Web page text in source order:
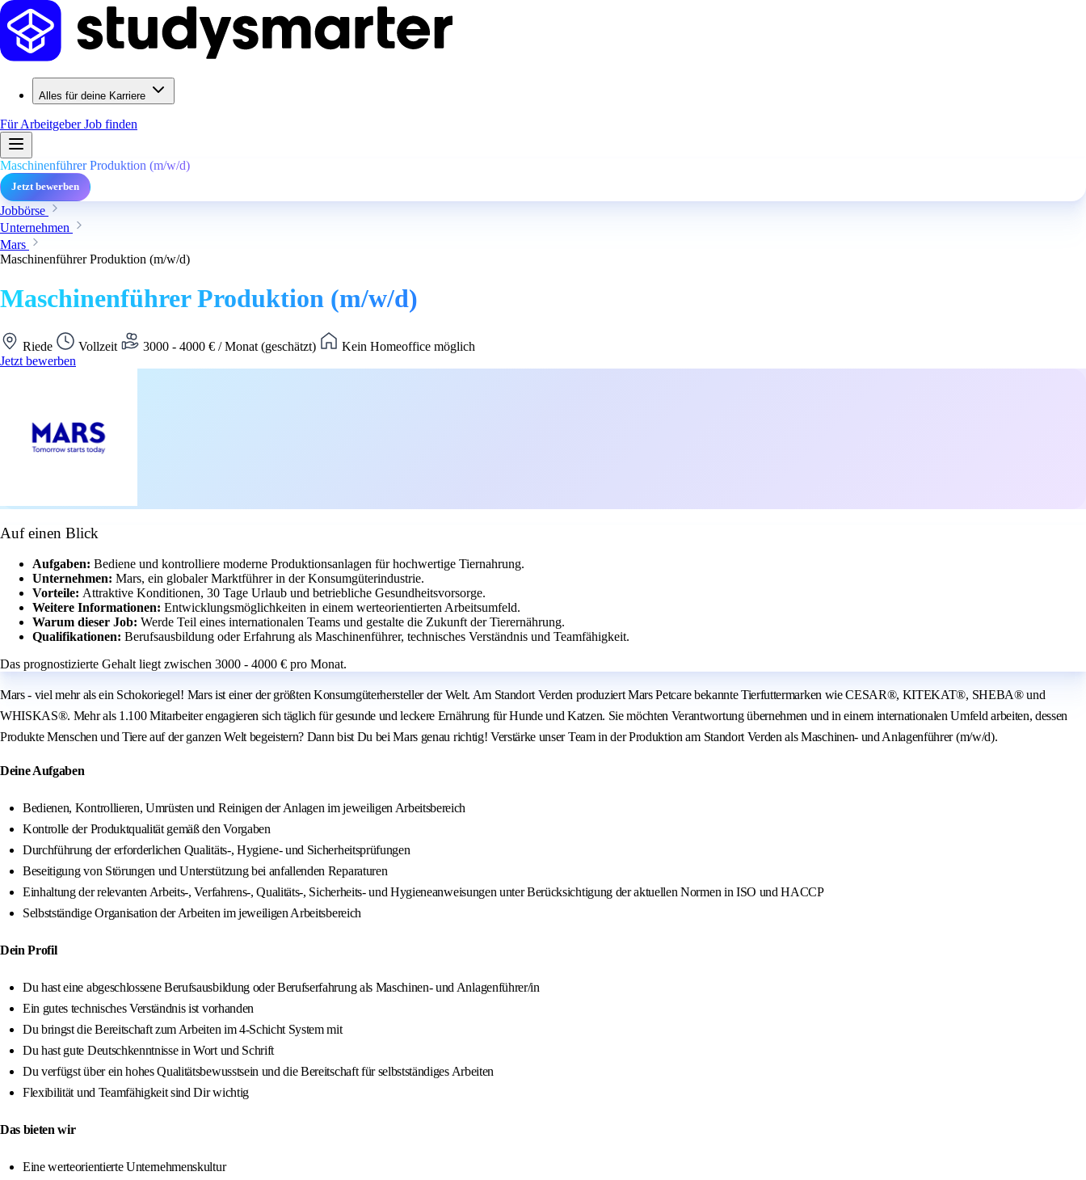
Alles für deine Karriere
Für ArbeitgeberJob finden
Maschinenführer Produktion (m/w/d)
Jetzt bewerben
Jobbörse
Unternehmen
Mars
Maschinenführer Produktion (m/w/d)
Maschinenführer Produktion (m/w/d)
Riede Vollzeit 3000 - 4000 € / Monat (geschätzt)
Kein Homeoffice möglich
Jetzt bewerben
Auf einen Blick
Aufgaben: Bediene und kontrolliere moderne Produktionsanlagen für hochwertige Tiernahrung.
Unternehmen: Mars, ein globaler Marktführer in der Konsumgüterindustrie.
Vorteile: Attraktive Konditionen, 30 Tage Urlaub und betriebliche Gesundheitsvorsorge.
Weitere Informationen: Entwicklungsmöglichkeiten in einem werteorientierten Arbeitsumfeld.
Warum dieser Job: Werde Teil eines internationalen Teams und gestalte die Zukunft der Tierernährung.
Qualifikationen: Berufsausbildung oder Erfahrung als Maschinenführer, technisches Verständnis und Teamfähigkeit.
Das prognostizierte Gehalt liegt zwischen 3000 - 4000 € pro Monat.
Mars - viel mehr als ein Schokoriegel! Mars ist einer der größten Konsumgüterhersteller der Welt. Am Standort Verden produziert Mars Petcare bekannte Tierfuttermarken wie CESAR®, KITEKAT®, SHEBA® und
WHISKAS®. Mehr als 1.100 Mitarbeiter engagieren sich täglich für gesunde und leckere Ernährung für Hunde und Katzen. Sie möchten Verantwortung übernehmen und in einem internationalen Umfeld arbeiten, dessen
Produkte Menschen und Tiere auf der ganzen Welt begeistern? Dann bist Du bei Mars genau richtig! Verstärke unser Team in der Produktion am Standort Verden als Maschinen- und Anlagenführer (m/w/d).
Deine Aufgaben
Bedienen, Kontrollieren, Umrüsten und Reinigen der Anlagen im jeweiligen Arbeitsbereich
Kontrolle der Produktqualität gemäß den Vorgaben
Durchführung der erforderlichen Qualitäts-, Hygiene- und Sicherheitsprüfungen
Beseitigung von Störungen und Unterstützung bei anfallenden Reparaturen
Einhaltung der relevanten Arbeits-, Verfahrens-, Qualitäts-, Sicherheits- und Hygieneanweisungen unter Berücksichtigung der aktuellen Normen in ISO und HACCP
Selbstständige Organisation der Arbeiten im jeweiligen Arbeitsbereich
Dein Profil
Du hast eine abgeschlossene Berufsausbildung oder Berufserfahrung als Maschinen- und Anlagenführer/in
Ein gutes technisches Verständnis ist vorhanden
Du bringst die Bereitschaft zum Arbeiten im 4-Schicht System mit
Du hast gute Deutschkenntnisse in Wort und Schrift
Du verfügst über ein hohes Qualitätsbewusstsein und die Bereitschaft für selbstständiges Arbeiten
Flexibilität und Teamfähigkeit sind Dir wichtig
Das bieten wir
Eine werteorientierte Unternehmenskultur